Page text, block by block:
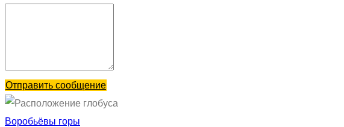
Отправить сообщение
Воробьёвы горы